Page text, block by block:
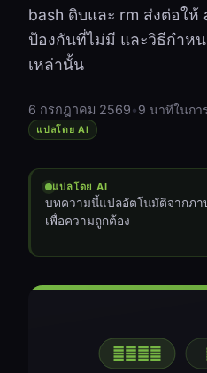
bash ดิบและ rm ส่งต่อใ
ป้องกันที่ไม่มี และวิธีกำห
เหล่านั้น
6 กรกฎาคม 2569•9 นาทีในกา
แปลโดย AI
แปลโดย AI
บทความนี้แปลอัตโนมัติจากภ
เพื่อความถูกต้อง